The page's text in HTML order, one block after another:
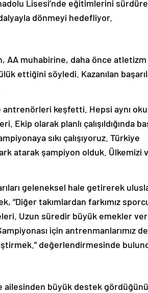
Lisesi’nde eğitimlerini
dönmeyi hedefliyor.
AA muhabirine, daha önce atletizm
ettiğini söyledi. Kazanılan
antrenörleri keşfetti. Hepsi aynı
Ekip olarak planlı çalışıldığında
sıkı çalışıyoruz. Türkiye
atarak şampiyon olduk. Ülkemizi
geleneksel hale getirerek
takımlardan farkımız
Uzun süredir büyük emekler
için antrenmanlarımız
değerlendirmesinde
ailesinden büyük destek